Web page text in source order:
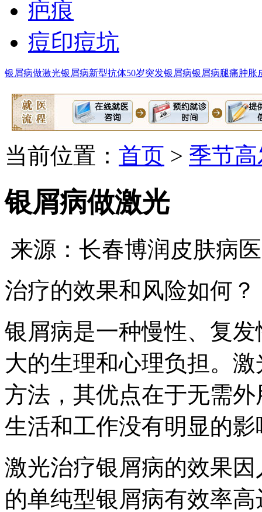
疤痕
痘印痘坑
银屑病做激光银屑病新型抗体50岁突发银屑病银屑病腿痛肿胀
当前位置： 首页 > 季节
银屑病做激光
来源：长春博润皮肤病
治疗的效果和风险如何？
银屑病是一种慢性、复
大的生理和心理负担。
方法，其优点在于无需
生活和工作没有明显的影
激光治疗银屑病的效果
的单纯型银屑病有效率